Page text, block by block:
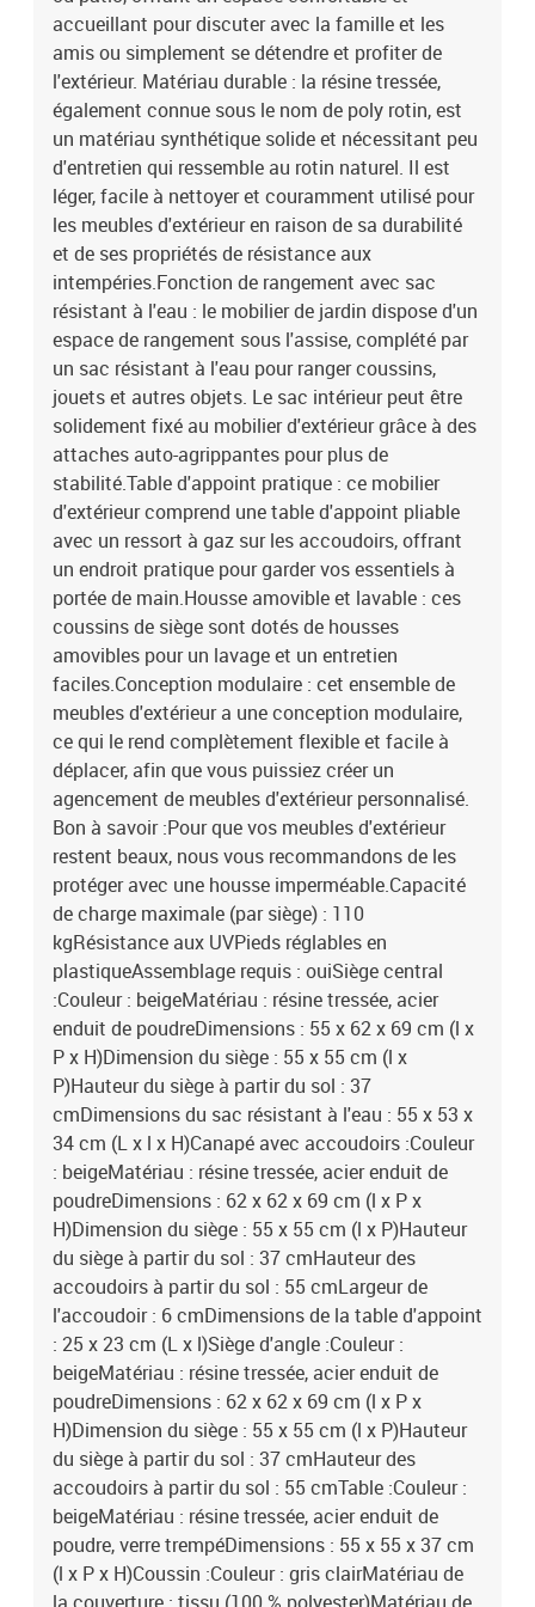
du sol : 37 cmHauteur des accoudoirs à partir du sol : 55
cmLargeur de l'accoudoir : 6 cmDimensions de la table d'appoint :
25 x 23 cm (L x l)Siège d'angle :Couleur : beigeMatériau : résine
tressée, acier enduit de poudreDimensions : 62 x 62 x 69 cm (l x P x
H)Dimension du siège : 55 x 55 cm (l x P)Hauteur du siège à partir
du sol : 37 cmHauteur des accoudoirs à partir du sol : 55 cmTable
:Couleur : beigeMatériau : résine tressée, acier enduit de poudre,
verre trempéDimensions : 55 x 55 x 37 cm (l x P x H)Coussin
:Couleur : gris clairMatériau de la couverture : tissu (100 %
polyester)Matériau de remplissage du coussin de siège :
mousseMatériau de remplissage du coussin de dossier : fibre de
cotonDimensions du coussin de siège : 55 x 55 x 3 cm (l x P x
é)Dimensions du coussin de dossier : 55 x 45 x 13 cm (L x l x é)La
livraison contient :2 x canapé d'accoudoir avec fonction de
rangement et sac résistant à l'eau1 x siège d'angle avec fonction
de rangement et sac résistant à l'eau2 x siège central incluant une
fonction de rangement avec un sac résistant à l'eau6 x coussin de
dossier5 x coussin de siège avec housse amovible et lavable1 x
table de jardin
accueillant pour discuter avec la famille et les
amis ou simplement se détendre et profiter de
l'extérieur. Matériau durable : la résine tressée,
également connue sous le nom de poly rotin, est
un matériau synthétique solide et nécessitant peu
d'entretien qui ressemble au rotin naturel. Il est
léger, facile à nettoyer et couramment utilisé pour
les meubles d'extérieur en raison de sa durabilité
et de ses propriétés de résistance aux
intempéries.Fonction de rangement avec sac
résistant à l'eau : le mobilier de jardin dispose d'un
espace de rangement sous l'assise, complété par
un sac résistant à l'eau pour ranger coussins,
jouets et autres objets. Le sac intérieur peut être
solidement fixé au mobilier d'extérieur grâce à des
attaches auto-agrippantes pour plus de
stabilité.Table d'appoint pratique : ce mobilier
d'extérieur comprend une table d'appoint pliable
avec un ressort à gaz sur les accoudoirs, offrant
un endroit pratique pour garder vos essentiels à
portée de main.Housse amovible et lavable : ces
coussins de siège sont dotés de housses
amovibles pour un lavage et un entretien
faciles.Conception modulaire : cet ensemble de
meubles d'extérieur a une conception modulaire,
ce qui le rend complètement flexible et facile à
déplacer, afin que vous puissiez créer un
agencement de meubles d'extérieur personnalisé.
Bon à savoir :Pour que vos meubles d'extérieur
restent beaux, nous vous recommandons de les
protéger avec une housse imperméable.Capacité
de charge maximale (par siège) : 110
kgRésistance aux UVPieds réglables en
plastiqueAssemblage requis : ouiSiège central
:Couleur : beigeMatériau : résine tressée, acier
enduit de poudreDimensions : 55 x 62 x 69 cm (l x
P x H)Dimension du siège : 55 x 55 cm (l x
P)Hauteur du siège à partir du sol : 37
cmDimensions du sac résistant à l'eau : 55 x 53 x
34 cm (L x l x H)Canapé avec accoudoirs :Couleur
: beigeMatériau : résine tressée, acier enduit de
poudreDimensions : 62 x 62 x 69 cm (l x P x
H)Dimension du siège : 55 x 55 cm (l x P)Hauteur
du siège à partir du sol : 37 cmHauteur des
accoudoirs à partir du sol : 55 cmLargeur de
l'accoudoir : 6 cmDimensions de la table d'appoint
: 25 x 23 cm (L x l)Siège d'angle :Couleur :
beigeMatériau : résine tressée, acier enduit de
poudreDimensions : 62 x 62 x 69 cm (l x P x
H)Dimension du siège : 55 x 55 cm (l x P)Hauteur
du siège à partir du sol : 37 cmHauteur des
accoudoirs à partir du sol : 55 cmTable :Couleur :
beigeMatériau : résine tressée, acier enduit de
poudre, verre trempéDimensions : 55 x 55 x 37 cm
(l x P x H)Coussin :Couleur : gris clairMatériau de